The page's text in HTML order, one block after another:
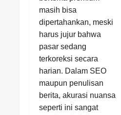
masih bisa
dipertahankan, meski
harus jujur bahwa
pasar sedang
terkoreksi secara
harian. Dalam SEO
maupun penulisan
berita, akurasi nuansa
seperti ini sangat